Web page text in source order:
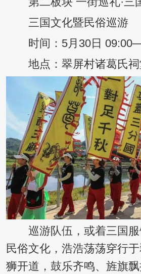
三国文化暨民俗巡游
时间：5月30日
地点：翠屏村诸葛氏祠
巡游队伍，或着三国服
民俗文化，浩浩荡荡穿行
狮开道，鼓乐齐鸣、旌旗